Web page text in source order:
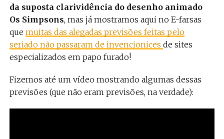
da suposta clarividência do desenho animado
Os Simpsons, mas já mostramos aqui no E-farsas
que muitas das alegadas previsões feitas pelo
seriado não passaram de invencionices de sites
especializados em papo furado!
Fizemos até um vídeo mostrando algumas dessas
previsões (que não eram previsões, na verdade):